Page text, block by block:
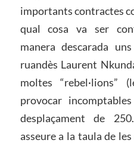
importants contractes
qual cosa va ser
manera descarada
ruandès Laurent
moltes “rebel·lions”
provocar
desplaçament de
asseure a la taula de